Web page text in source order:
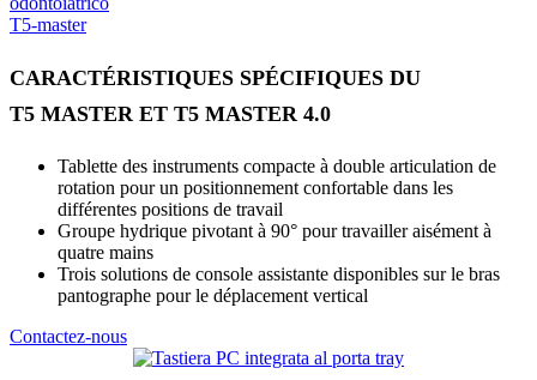
CARACTÉRISTIQUES SPÉCIFIQUES DU
T5 MASTER ET T5 MASTER 4.0
Tablette des instruments compacte à double articulation de
rotation pour un positionnement confortable dans les
différentes positions de travail
Groupe hydrique pivotant à 90° pour travailler aisément à
quatre mains
Trois solutions de console assistante disponibles sur le bras
pantographe pour le déplacement vertical
Contactez-nous